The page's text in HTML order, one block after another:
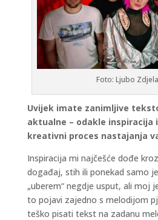
Foto: Ljubo
Uvijek imate zanimljive
aktualne – odakle inspiracija
kreativni proces nastajanja
Inspiracija mi najčešće dođe
događaj, stih ili ponekad samo
„uberem“ negdje usput, ali moj
to pojavi zajedno s melodijom
teško pisati tekst na zadanu